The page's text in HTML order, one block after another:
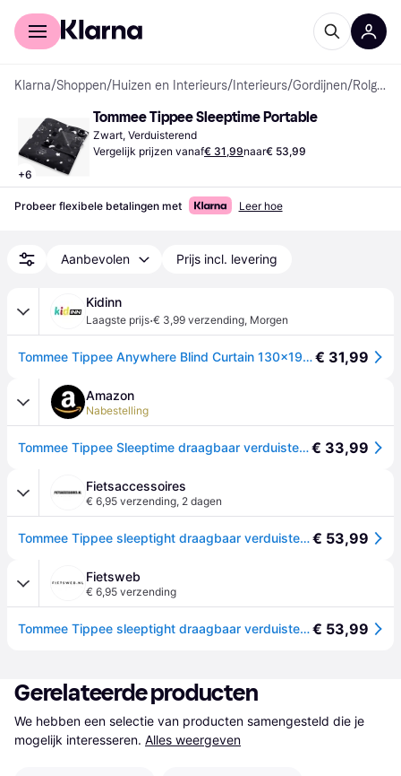
Voor shoppers
Klarna/Shoppen/Huizen en Interieurs/ Interieurs/Gordijnen/ Rolgordijnen
+6
Tommee Tippee Sleeptime Portable
Zwart, Verduisterend
Vergelijk prijzen vanaf€ 31,99naar€ 53,99
Probeer flexibele betalingen met Leer hoe
Aanbevolen Prijs incl. levering
Kidinn
Laagste prijs·€ 3,99 verzending, Morgen
Tommee Tippee Anywhere Blind Curtain 130x190 Cm Zwart Kinderen€ 31,99
Amazon
Nabestelling
Tommee Tippee Sleeptime draagbaar verduisteringsgordijn met zuignappen, verstelbaar en licht, groot, 130 x 198 cm€ 33,99
Fietsaccessoires
€ 6,95 verzending, 2 dagen
Tommee Tippee sleeptight draagbaar verduisteringsgordijn met zuignapjes, verstelbaar en lichtgewicht, groot, 130 x 198 cm€ 53,99
Fietsweb
€ 6,95 verzending
Tommee Tippee sleeptight draagbaar verduisteringsgordijn met zuignapjes, verstelbaar en lichtgewicht, groot, 130 x 198 cm€ 53,99
Gerelateerde producten
We hebben een selectie van producten samengesteld die je
mogelijk interesseren. Alles weergeven